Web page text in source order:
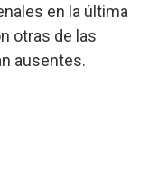
en la última
otras de las
ausentes.